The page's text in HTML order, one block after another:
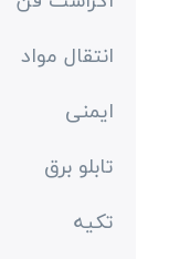
انتقال مواد
ایمنی
تابلو برق
تکیه